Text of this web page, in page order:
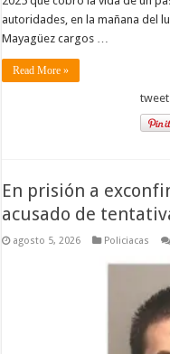
autoridades, en la mañana del
Mayagüez cargos …
Read More »
tweet
En prisión a
acusado de
agosto 5, 2026 Policiacas